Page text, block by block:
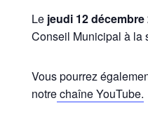
Lejeudi 12 décembre
Conseil Municipal à la
Vous pourrez
notrechaîne YouTube.